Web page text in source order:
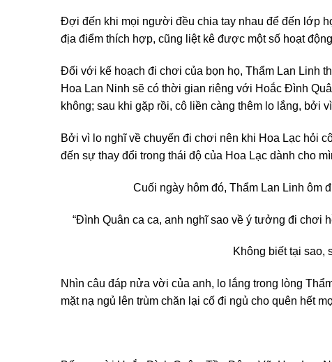
Đợi đến khi mọi người đều chia tay nhau để đến lớp
địa điểm thích hợp, cũng liệt kê được một số hoạt
Đối với kế hoạch đi chơi của bọn họ, Thẩm Lan Linh
Hoa Lan Ninh sẽ có thời gian riêng với Hoắc Đình
không; sau khi gặp rồi, cô liền càng thêm lo lắng, bởi
Bởi vì lo nghĩ về chuyến đi chơi nên khi Hoa Lạc hỏi
đến sự thay đổi trong thái độ của Hoa Lạc dành cho
Cuối ngày hôm đó, Thẩm Lan Linh ôm
“Đình Quân ca ca, anh nghĩ sao về ý tưởng đi chơi
Không biết tại sao,
Nhìn câu đáp nửa vời của anh, lo lắng trong lòng
mặt nạ ngủ lên trùm chăn lại cố đi ngủ cho quên hết